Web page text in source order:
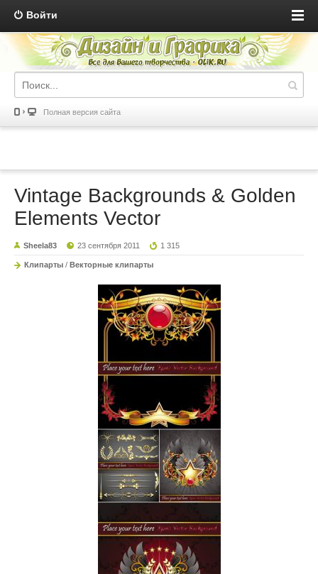
Войти
Полная версия сайта
Vintage Backgrounds & Golden
Elements Vector
Sheela83 23 сентября 2011 1 315
Клипарты / Векторные клипарты